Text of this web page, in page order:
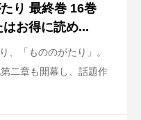
り 最終巻 16巻
はお得に読め...
、「もののがたり」。
二章も開幕し、話題作